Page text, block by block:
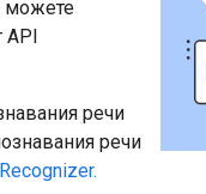
можете
API
речи
речи